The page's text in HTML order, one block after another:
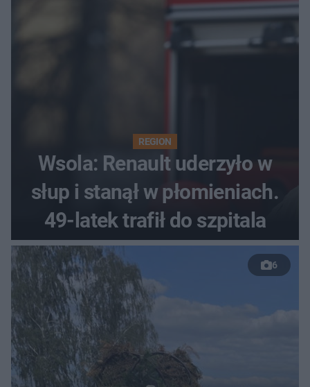
REGION
Wsola: Renault uderzyło w
słup i stanął w płomieniach.
49-latek trafił do szpitala
6